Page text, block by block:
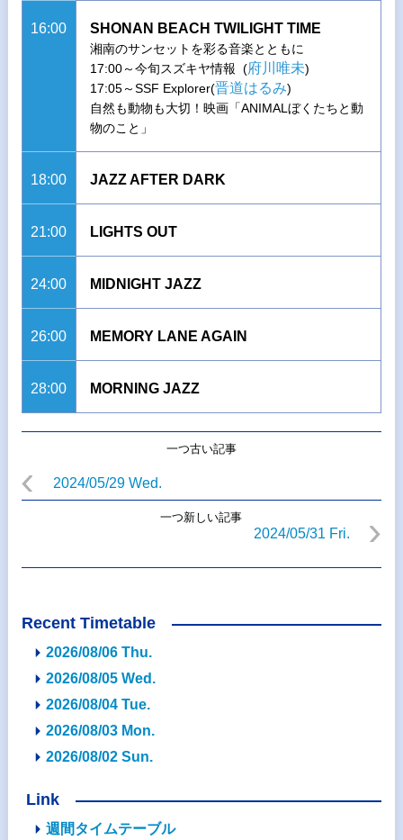
16:00 SHONAN BEACH TWILIGHT TIME
湘南のサンセットを彩る音楽とともに
17:00～今旬スズキヤ情報 (府川唯未)
17:05～SSF Explorer(晋道はるみ)
自然も動物も大切！映画「ANIMALぼくたちと動
物のこと」
18:00 JAZZ AFTER DARK
21:00 LIGHTS OUT
24:00 MIDNIGHT JAZZ
26:00 MEMORY LANE AGAIN
28:00 MORNING JAZZ
一つ古い記事
2024/05/29 Wed.
一つ新しい記事
2024/05/31 Fri.
Recent Timetable
2026/08/06 Thu.
2026/08/05 Wed.
2026/08/04 Tue.
2026/08/03 Mon.
2026/08/02 Sun.
Link
週間タイムテーブル